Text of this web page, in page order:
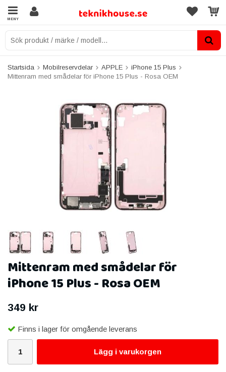
MENY
Startsida Mobilreservdelar APPLE
iPhone 15 Plus
Mittenram med smådelar för iPhone 15 Plus - Rosa OEM
Mittenram med smådelar för
iPhone 15 Plus - Rosa OEM
349 kr
Finns i lager för omgående leverans
Lägg i varukorgen